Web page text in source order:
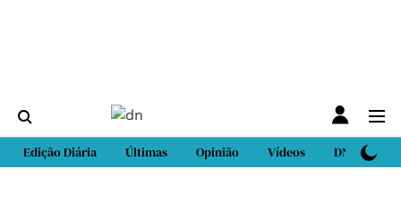
Edição Diária Últimas Opinião Vídeos DN Sport